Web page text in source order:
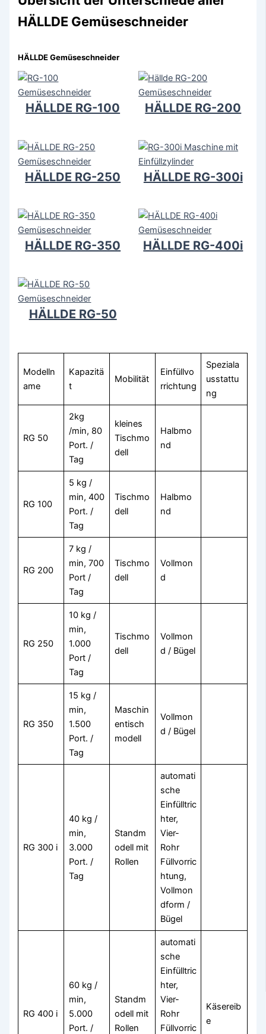
HÄLLDE Gemüseschneider
HÄLLDE Gemüseschneider
HÄLLDE RG-100 HÄLLDE RG-200
HÄLLDE RG-250 HÄLLDE RG-300i
HÄLLDE RG-350 HÄLLDE RG-400i
HÄLLDE RG-50
Modelln
ame
Kapazitä
t
Mobilität
Einfüllvo
rrichtung
Speziala
usstattu
ng
RG 50
2kg
/min, 80
Port. /
Tag
kleines
Tischmo
dell
Halbmo
nd
RG 100
5 kg /
min, 400
Port. /
Tag
Tischmo
dell
Halbmo
nd
RG 200
7 kg /
min, 700
Port /
Tag
Tischmo
dell
Vollmon
d
RG 250
10 kg /
min,
1.000
Port /
Tag
Tischmo
dell
Vollmon
d / Bügel
RG 350
15 kg /
min,
1.500
Port. /
Tag
Maschin
entisch
modell
Vollmon
d / Bügel
RG 300 i
40 kg /
min,
3.000
Port. /
Tag
Standm
odell mit
Rollen
automati
sche
Einfülltric
hter,
Vier-
Rohr
Füllvorric
htung,
Vollmon
dform /
Bügel
RG 400 i
60 kg /
min,
5.000
Port. /
Standm
odell mit
Rollen
automati
sche
Einfülltric
hter,
Vier-
Rohr
Füllvorric
Käsereib
e